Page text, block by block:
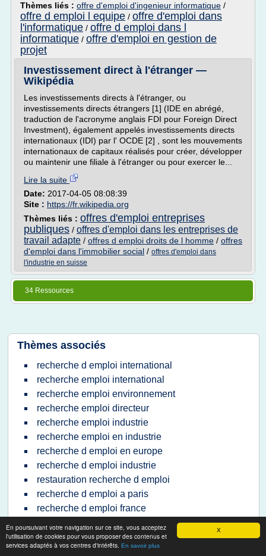
X
En poursuivant votre navigation sur ce site, vous acceptez
l'utilisation de cookies pour vous proposer des contenus et
services adaptés à vos centres d'intérêts. En savoir plus
Thèmes liés : offre d'emploi d'ingenieur informatique /
offre d emploi l equipe / offre d'emploi dans
l'informatique / offre d emploi dans l
informatique / offre d'emploi en gestion de
projet
Investissement direct à l'étranger —
Wikipédia
Les investissements directs à l'étranger, ou
investissements directs étrangers [1] (IDE en abrégé,
traduction de l'acronyme anglais FDI pour Foreign Direct
Investment), également appelés investissements directs
internationaux (IDI) par l' OCDE [2] , sont les mouvements
internationaux de capitaux réalisés pour créer, développer
ou maintenir une filiale à l'étranger ou pour exercer le...
Lire la suite
Date: 2017-04-05 08:08:39
Site : https://fr.wikipedia.org
Thèmes liés : offres d'emploi entreprises
publiques / offres d'emploi dans les entreprises de
travail adapte / offres d emploi droits de l homme / offres
d'emploi dans l'immobilier social / offres d'emploi dans
l'industrie en suisse
34 Ressources
Thèmes associés
recherche d emploi international
recherche emploi international
recherche emploi environnement
recherche emploi directeur
recherche emploi industrie
recherche emploi en industrie
recherche d emploi en europe
recherche d emploi industrie
restauration recherche d emploi
recherche d emploi a paris
recherche d emploi france
recherche d emploi dans une entreprise
recherche emploi de cadre
emploi recherche et developpement